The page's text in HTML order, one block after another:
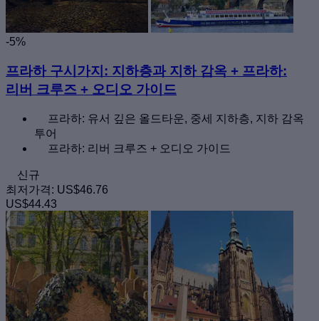
-5%
프라하 구시가지: 지하층과 지하 감옥 + 프라하:
리버 크루즈 + 오디오 가이드
프라하: 유서 깊은 올드타운, 중세 지하층, 지하 감옥
투어
프라하: 리버 크루즈 + 오디오 가이드
신규
최저가격: US$46.76
US$44.43